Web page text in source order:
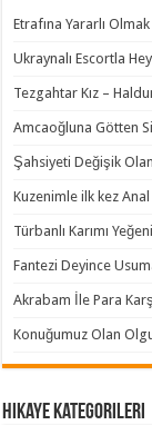
Etrafına Yararlı
Ukraynalı Escortla
Tezgahtar Kız –
Amcaoğluna Götten
Şahsiyeti Değişik
Kuzenimle ilk kez
Türbanlı Karımı
Fantezi Deyince
Akrabam İle Para
Konuğumuz Olan
Hikaye Kategorileri